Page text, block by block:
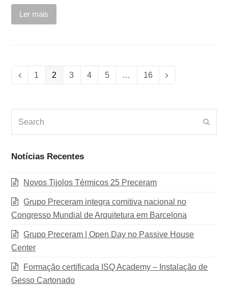
Ler mais
Previous
Page
1 Page
2 Page
3 Page
4 Page
5 … Page
16
Notícias Recentes
Novos Tijolos Térmicos 25 Preceram
Grupo Preceram integra comitiva nacional no
Congresso Mundial de Arquitetura em Barcelona
Grupo Preceram | Open Day no Passive House
Center
Formação certificada ISQ Academy – Instalação de
Gesso Cartonado